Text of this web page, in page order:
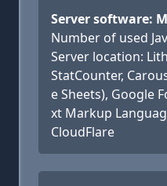
Server software:
Number of used
Server location:
StatCounter,
e Sheets), Google
xt Markup
CloudFlare